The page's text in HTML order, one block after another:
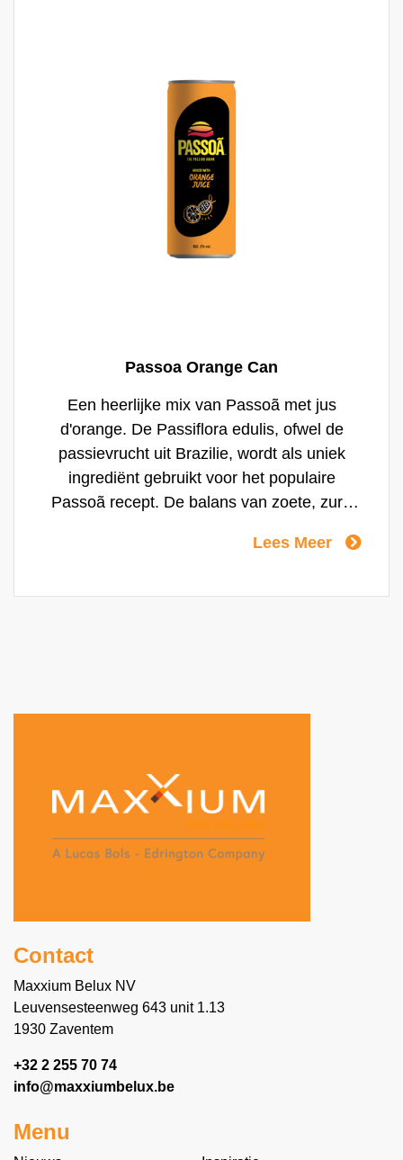
Passoa Orange Can
Een heerlijke mix van Passoã met jus
d'orange. De Passiflora edulis, ofwel de
passievrucht uit Brazilie, wordt als uniek
ingrediënt gebruikt voor het populaire
Passoã recept. De balans van zoete, zure
verfrissend. Samen met fruitige, sterke en
aroma's.
Lees Meer
Contact
Maxxium Belux NV
Leuvensesteenweg 643 unit 1.13
1930 Zaventem
+32 2 255 70 74
info@maxxiumbelux.be
Menu